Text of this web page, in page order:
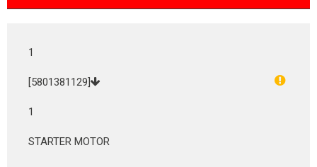
1
[5801381129]
1
STARTER MOTOR